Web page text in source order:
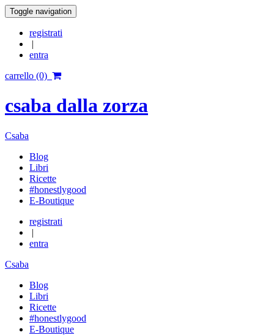
Toggle navigation
registrati
|
entra
carrello (0)
csaba dalla zorza
Csaba
Blog
Libri
Ricette
#honestlygood
E-Boutique
registrati
|
entra
Csaba
Blog
Libri
Ricette
#honestlygood
E-Boutique